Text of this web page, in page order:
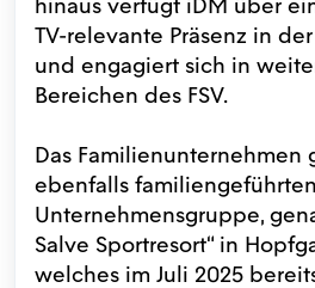
TV-relevante Präsenz in der
und engagiert sich in
Bereichen des FSV.
Das Familienunternehmen
ebenfalls
Unternehmensgruppe,
Salve Sportresort“ in
welches im Juli 2025